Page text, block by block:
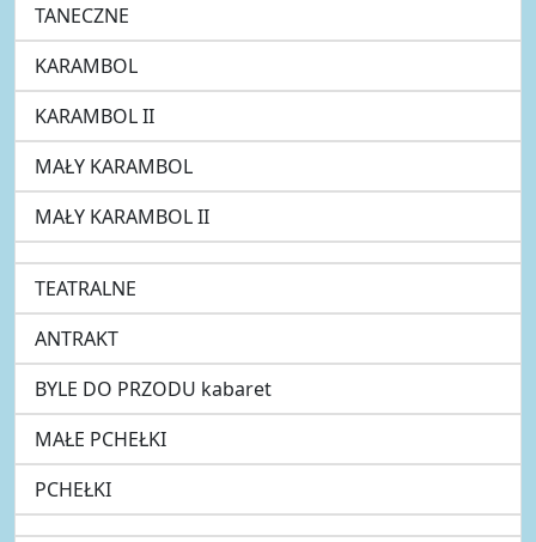
TANECZNE
KARAMBOL
KARAMBOL II
MAŁY KARAMBOL
MAŁY KARAMBOL II
TEATRALNE
ANTRAKT
BYLE DO PRZODU kabaret
MAŁE PCHEŁKI
PCHEŁKI